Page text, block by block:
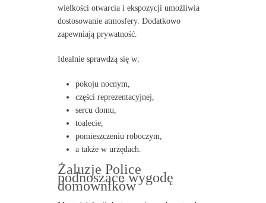
wielkości otwarcia i ekspozycji umożliwia
dostosowanie atmosfery. Dodatkowo
zapewniają prywatność.
Idealnie sprawdzą się w:
pokoju nocnym,
części reprezentacyjnej,
sercu domu,
toalecie,
pomieszczeniu roboczym,
a także w urzędach.
Żaluzje Police
podnoszące wygodę
domowników